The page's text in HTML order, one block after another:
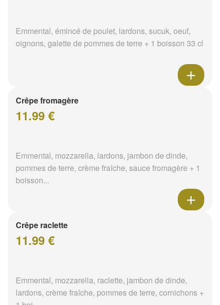
Emmental, émincé de poulet, lardons, sucuk, oeuf,
oignons, galette de pommes de terre + 1 boisson 33 cl
Crêpe fromagère
11.99 €
Emmental, mozzarella, lardons, jambon de dinde,
pommes de terre, crème fraîche, sauce fromagère + 1
boisson...
Crêpe raclette
11.99 €
Emmental, mozzarella, raclette, jambon de dinde,
lardons, crème fraîche, pommes de terre, cornichons +